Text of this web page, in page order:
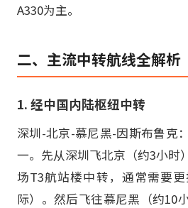
A330为主。
二、主流中转航线全解析
1. 经中国内陆枢纽中转
深圳-北京-慕尼黑-因斯布鲁克
一。先从深圳飞北京（约3小时
场T3航站楼中转，通常需要
际）。然后飞往慕尼黑（约10